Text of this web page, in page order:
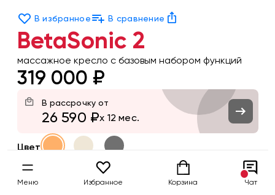
В избранное В сравнение
BetaSonic 2
массажное кресло c базовым набором функций
319 000 ₽
В рассрочку от
26 590 ₽x 12 мес.
Цвет
Меню Избранное Корзина Чат